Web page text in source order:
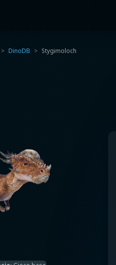
DinoDB Stygimoloch